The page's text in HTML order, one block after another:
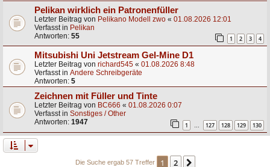
Pelikan wirklich ein Patronenfüller
Letzter Beitrag von Pelikano Modell zwo « 01.08.2026 12:01
Verfasst in Pelikan
Antworten: 55 1 2 3 4
Mitsubishi Uni Jetstream Gel-Mine D1
Letzter Beitrag von richard545 « 01.08.2026 8:48
Verfasst in Andere Schreibgeräte
Antworten: 5
Zeichnen mit Füller und Tinte
Letzter Beitrag von BC666 « 01.08.2026 0:07
Verfasst in Sonstiges / Other
Antworten: 1947 1 … 127 128 129 130
Die Suche ergab 57 Treffer 1 2